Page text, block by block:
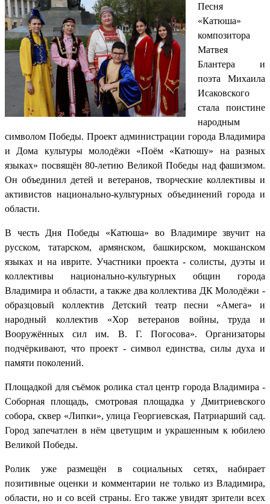
Песня
«Катюша»
композитора
Матвея
Блантера и
поэта Михаила
Исаковского
стала поистине
народным
символом Победы. Проект администрации города Владимира
и Дома культуры молодёжи «Поём «Катюшу» на разных
языках» посвящён 80-летию Великой Победы над фашизмом.
Он объединил детей и ветеранов, творческие коллективы и
активистов национально-культурных объединений города и
области.
В честь Дня Победы «Катюша» во Владимире звучит на
русском, татарском, армянском, башкирском, мокшанском
языках и на иврите. Участники проекта - солисты, дуэты и
коллективы национально-культурных общин города
Владимира и области, а также два коллектива ДК Молодёжи -
образцовый коллектив Детский театр песни «Амега» и
народный коллектив «Хор ветеранов войны, труда и
Вооружённых сил им. В. Г. Погосова». Организаторы
подчёркивают, что проект - символ единства, силы духа и
памяти поколений.
Площадкой для съёмок ролика стал центр города Владимира -
Соборная площадь, смотровая площадка у Дмитриевского
собора, сквер «Липки», улица Георгиевская, Патриарший сад.
Город запечатлен в нём цветущим и украшенным к юбилею
Великой Победы.
Ролик уже размещён в социальных сетях, набирает
позитивные оценки и комментарии не только из Владимира,
области, но и со всей страны. Его также увидят зрители всех